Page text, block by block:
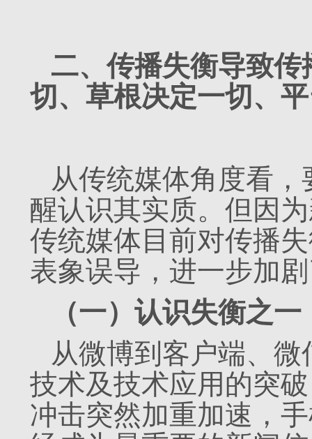
二、传播失衡导致
切、草根决定一切、
从传统媒体角度看
醒认识其实质。但因
传统媒体目前对传播
表象误导，进一步加
（一）认识失衡之
从微博到客户端、
技术及技术应用的突
冲击突然加重加速，